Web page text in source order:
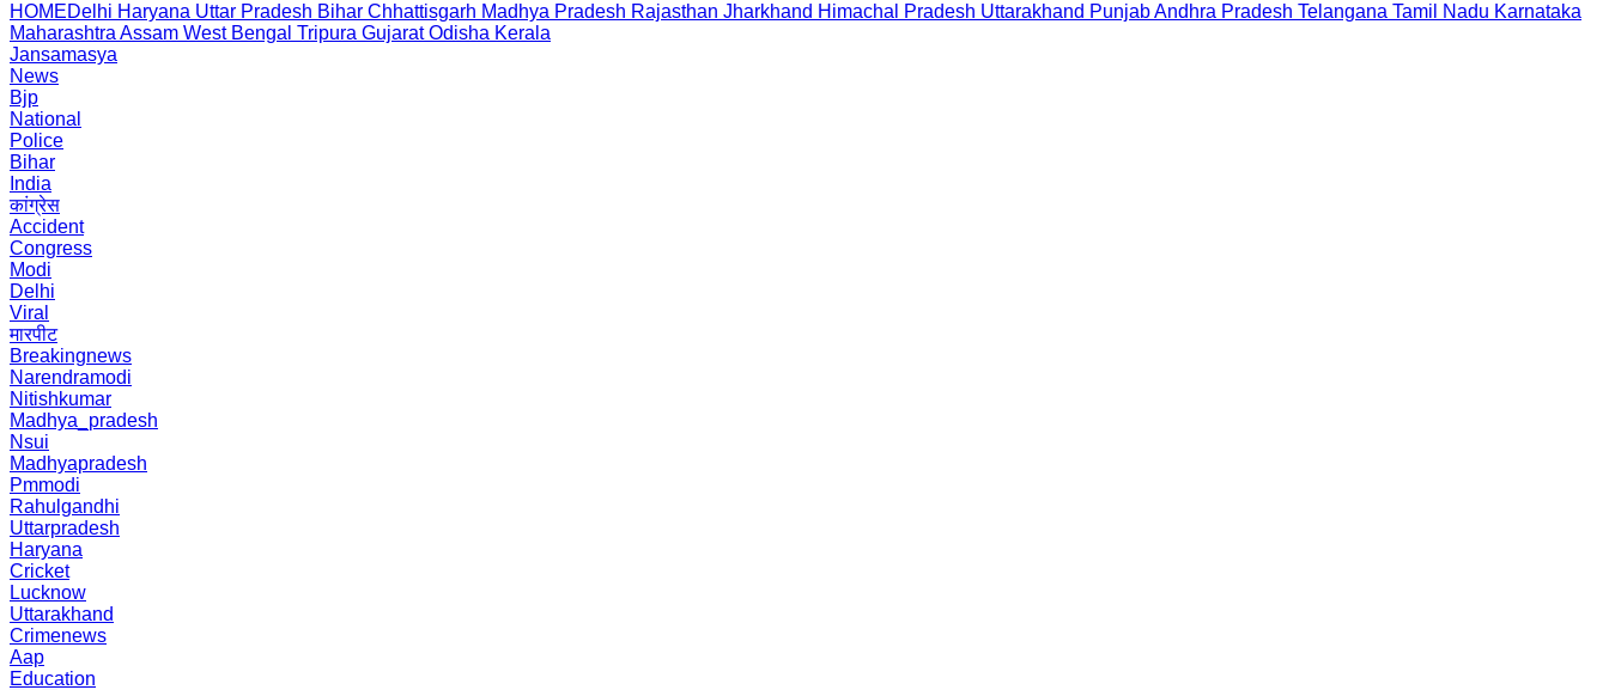
HOMEDelhi Haryana Uttar Pradesh Bihar Chhattisgarh Madhya Pradesh Rajasthan Jharkhand Himachal Pradesh Uttarakhand PunjabAndhra Pradesh Telangana Tamil Nadu Karnataka
Maharashtra Assam West Bengal Tripura Gujarat Odisha Kerala
Jansamasya
News
Bjp
National
Police
Bihar
India
कांग्रेस
Accident
Congress
Modi
Delhi
Viral
मारपीट
Breakingnews
Narendramodi
Nitishkumar
Madhya_pradesh
Nsui
Madhyapradesh
Pmmodi
Rahulgandhi
Uttarpradesh
Haryana
Cricket
Lucknow
Uttarakhand
Crimenews
Aap
Education